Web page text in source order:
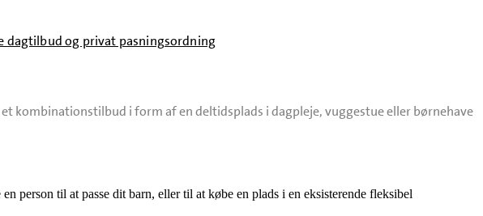
dagtilbud og privat pasningsordning
kombinationstilbud i form af en deltidsplads i dagpleje, vuggestue eller børnehave
til at passe dit barn, eller til at købe en plads i en eksisterende fleksibel